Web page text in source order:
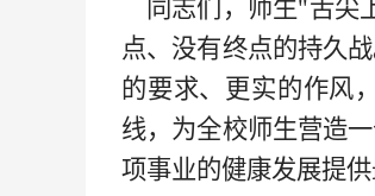
同志们，师生"舌尖
点、没有终点的持久
的要求、更实的作风
线，为全校师生营造
项事业的健康发展提供